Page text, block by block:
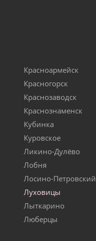
Красноармейск
Красногорск
Краснозаводск
Краснознаменск
Кубинка
Куровское
Ликино-Дулёво
Лобня
Лосино-Петровский
Луховицы
Лыткарино
Люберцы